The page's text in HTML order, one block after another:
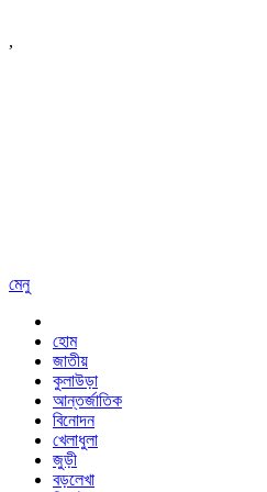
,
মেনু
হোম
জাতীয়
কুলাউড়া
আন্তর্জাতিক
বিনোদন
খেলাধুলা
জুড়ী
বড়লেখা